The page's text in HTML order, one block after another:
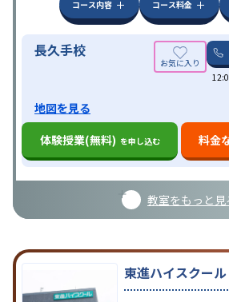
コース内容
コース料金
長久手校
地図を見る
体験授業(無料) を申し込む 料金
教室をもっと見
東進ハイスクー